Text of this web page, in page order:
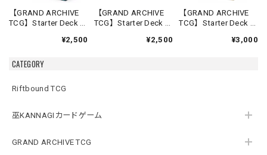
CATEGORY
Riftbound TCG
巫KANNAGIカードゲーム
GRAND ARCHIVE TCG
【GRAND ARCHIVE
TCG】Starter Deck -
Ashes】《英語版》
¥2,500
【GRAND ARCHIVE
TCG】Starter Deck -
Ashes】《英語版》
¥2,500
【GRAND ARCHIVE
TCG】Starter Deck -
Ashes】《英語版》
¥3,000